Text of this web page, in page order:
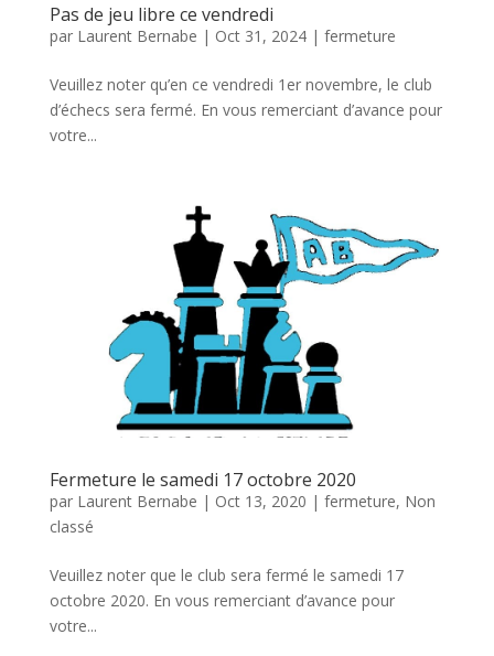
Pas de jeu libre ce vendredi
par Laurent Bernabe | Oct 31, 2024| fermeture
Veuillez noter qu’en ce vendredi 1er novembre, le club
d’échecs sera fermé. En vous remerciant d’avance pour
votre...
Fermeture le samedi 17 octobre 2020
par Laurent Bernabe | Oct 13, 2020 | fermeture, Non
classé
Veuillez noter que le club sera fermé le samedi 17
octobre 2020. En vous remerciant d’avance pour
votre...